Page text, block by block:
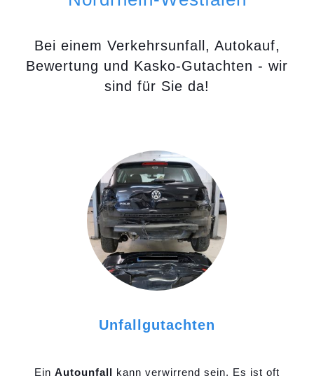
Bei einem Verkehrsunfall, Autokauf,
Bewertung und Kasko-Gutachten - wir
sind für Sie da!
Unfallgutachten
Ein Autounfall kann verwirrend sein. Es ist oft